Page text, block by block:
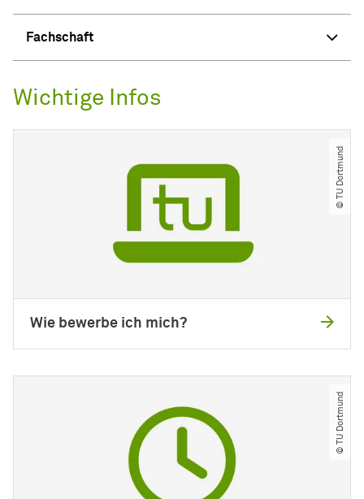
Fachschaft
Wichtige Infos
© TU Dortmund
Wie bewerbe ich mich?
© TU Dortmund